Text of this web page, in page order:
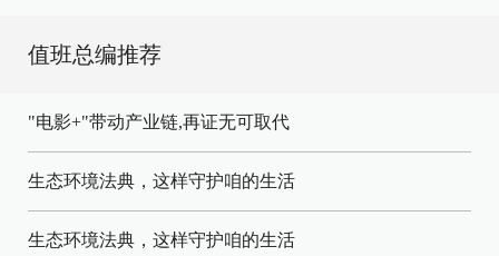
值班总编推荐
"电影+"带动产业链,再证无可取代
生态环境法典，这样守护咱的生活
生态环境法典，这样守护咱的生活